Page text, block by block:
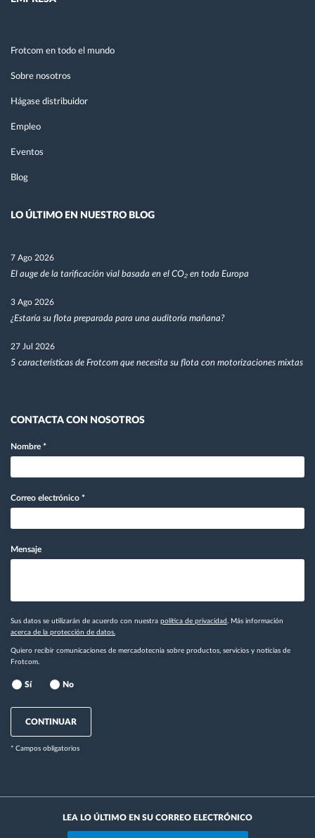
Frotcom en todo el mundo
Sobre nosotros
Hágase distribuidor
Empleo
Eventos
Blog
LO ÚLTIMO EN NUESTRO BLOG
7 Ago 2026
El auge de la tarificación vial basada en el CO₂ en toda Europa
3 Ago 2026
¿Estaría su flota preparada para una auditoría mañana?
27 Jul 2026
5 características de Frotcom que necesita su flota con motorizaciones mixtas
CONTACTA CON NOSOTROS
Nombre *
Correo electrónico *
Mensaje
Sus datos se utilizarán de acuerdo con nuestra política de privacidad . Más información
acerca de la protección de datos.
Quiero recibir comunicaciones de mercadotecnia sobre productos, servicios y noticias de
Frotcom.
Sí No
CONTINUAR
* Campos obligatorios
LEA LO ÚLTIMO EN SU CORREO ELECTRÓNICO